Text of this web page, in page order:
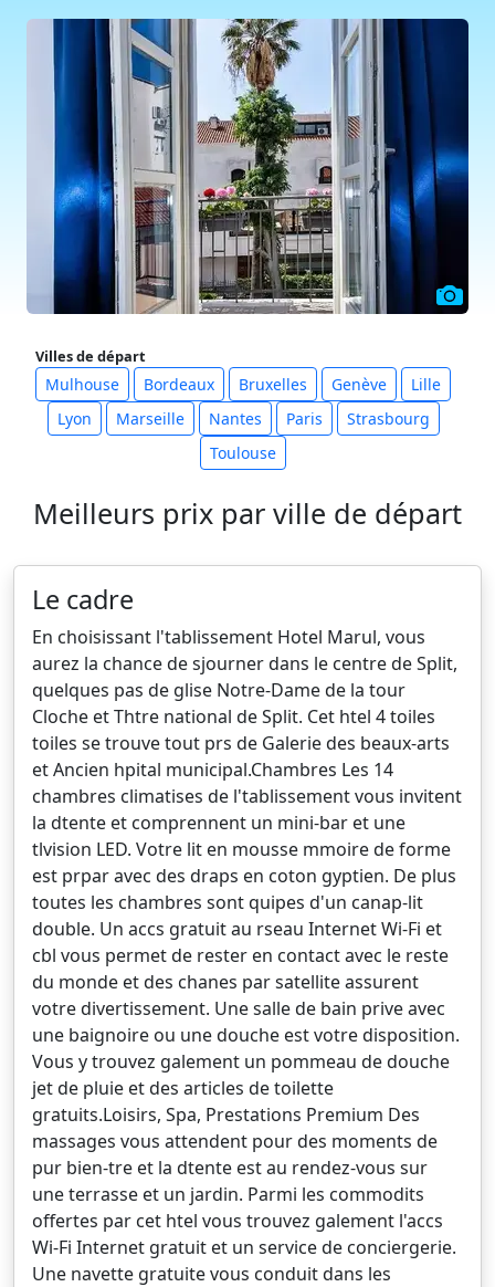
Villes de départ
Mulhouse Bordeaux Bruxelles Genève
Lille
Lyon
Marseille Nantes Paris
Strasbourg
Toulouse
Meilleurs prix par ville de départ
Le cadre
En choisissant l'tablissement Hotel Marul, vous
aurez la chance de sjourner dans le centre de Split,
quelques pas de glise Notre-Dame de la tour
Cloche et Thtre national de Split. Cet htel 4 toiles
toiles se trouve tout prs de Galerie des beaux-arts
et Ancien hpital municipal.Chambres Les 14
chambres climatises de l'tablissement vous invitent
la dtente et comprennent un mini-bar et une
tlvision LED. Votre lit en mousse mmoire de forme
est prpar avec des draps en coton gyptien. De plus
toutes les chambres sont quipes d'un canap-lit
double. Un accs gratuit au rseau Internet Wi-Fi et
cbl vous permet de rester en contact avec le reste
du monde et des chanes par satellite assurent
votre divertissement. Une salle de bain prive avec
une baignoire ou une douche est votre disposition.
Vous y trouvez galement un pommeau de douche
jet de pluie et des articles de toilette
gratuits.Loisirs, Spa, Prestations Premium Des
massages vous attendent pour des moments de
pur bien-tre et la dtente est au rendez-vous sur
une terrasse et un jardin. Parmi les commodits
offertes par cet htel vous trouvez galement l'accs
Wi-Fi Internet gratuit et un service de conciergerie.
Une navette gratuite vous conduit dans les